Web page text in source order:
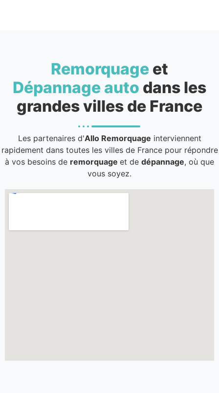
Remorquage et
Dépannage auto dans les
grandes villes de France
Les partenaires d'Allo Remorquage interviennent
rapidement dans toutes les villes de France pour répondre
à vos besoins de remorquage et de dépannage, où que
vous soyez.